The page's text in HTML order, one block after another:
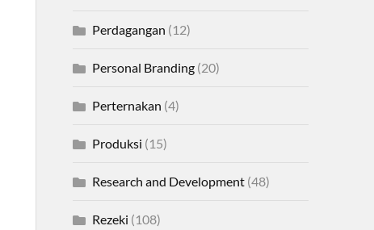
Perdagangan (12)
Personal Branding(20)
Perternakan (4)
Produksi (15)
Research and Development(48)
Rezeki (108)